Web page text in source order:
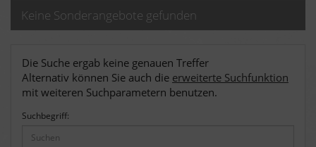
Keine Sonderangebote gefunden
Die Suche ergab keine genauen Treffer
Alternativ können Sie auch die erweiterte Suchfunktion
mit weiteren Suchparametern benutzen.
Suchbegriff: